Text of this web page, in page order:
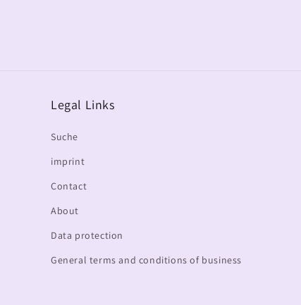
Legal Links
Suche
imprint
Contact
About
Data protection
General terms and conditions of business